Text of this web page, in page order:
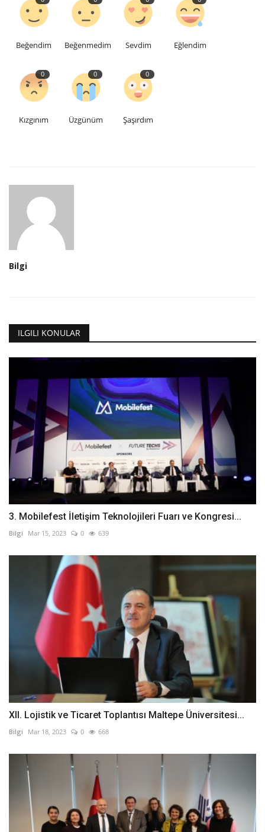
Beğendim Beğenmedim Sevdim Eğlendim
0
Kızgınım
0
Üzgünüm
0
Şaşırdım
Bilgi
ILGILI KONULAR
3. Mobilefest İletişim Teknolojileri Fuarı ve Kongresi...
Bilgi Mar 15, 2023 0 639
XII. Lojistik ve Ticaret Toplantısı Maltepe Üniversitesi...
Bilgi Mar 18, 2023 0 668